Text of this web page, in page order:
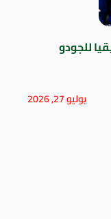
للجودو
يوليو 27, 2026